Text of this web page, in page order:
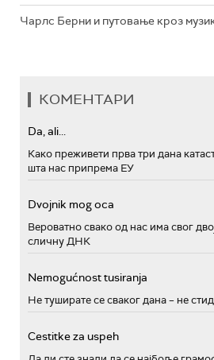
Чарлс Берни и путовање кроз
КОМЕНТАРИ
Da, ali...
Како преживети прва три дана
шта нас припрема ЕУ
Dvojnik mog oca
Вероватно свако од нас има свог
сличну ДНК
Nemogućnost tusiranja
Не туширате се сваког дана – не
Cestitke za uspeh